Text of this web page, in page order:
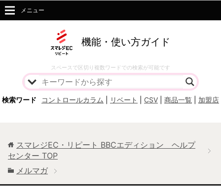
機能・使い方ガイド
スペースで区切り複数ワードでの検索が可能です
検索ワード コントロールカラム リベート CSV 商品一覧 加盟店
メニュー
スマレジEC・リピート BBCエディション ヘルプ
センター TOP
メルマガ